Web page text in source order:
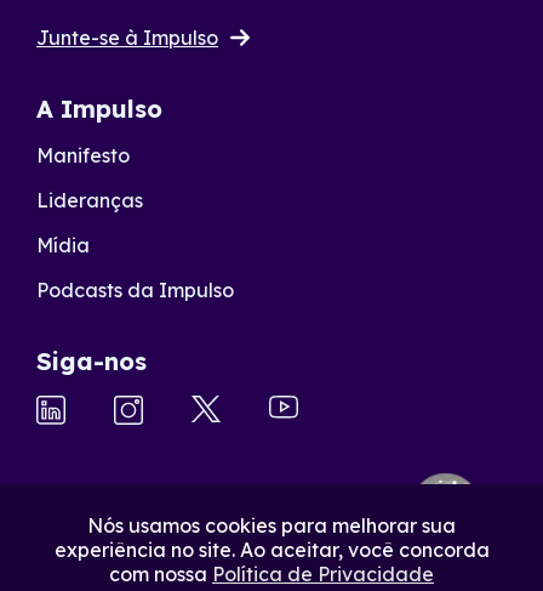
Nós usamos cookies para melhorar sua
experiência no site. Ao aceitar, você concorda
com nossa Política de Privacidade
Junte-se à Impulso
A Impulso
Manifesto
Lideranças
Mídia
Podcasts da Impulso
Siga-nos